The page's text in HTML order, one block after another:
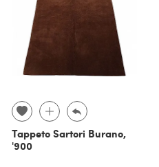
Tappeto Sartori Burano,
'900